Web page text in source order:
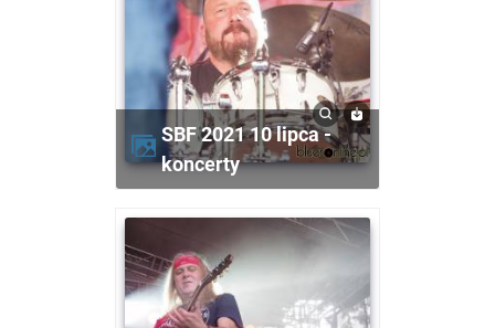
SBF 2021 10 lipca -
koncerty